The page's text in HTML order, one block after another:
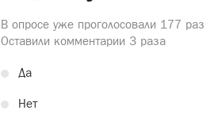
В опросе уже проголосовали 177 раз
Оставили комментарии 3 раза
Да
Нет